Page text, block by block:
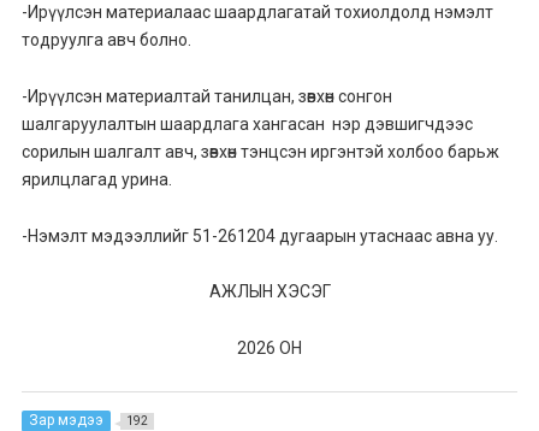
-Ирүүлсэн материалаас шаардлагатай тохиолдолд нэмэлт
тодруулга авч болно.
-Ирүүлсэн материалтай танилцан, зөвхөн сонгон
шалгаруулалтын шаардлага хангасан нэр дэвшигчдээс
сорилын шалгалт авч, зөвхөн тэнцсэн иргэнтэй холбоо барьж
ярилцлагад урина.
-Нэмэлт мэдээллийг 51-261204 дугаарын утаснаас авна уу.
АЖЛЫН ХЭСЭГ
2026 ОН
Зар мэдээ 192